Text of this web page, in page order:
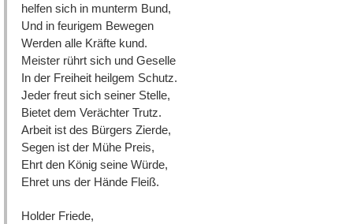
helfen sich in munterm Bund,
Und in feurigem Bewegen
Werden alle Kräfte kund.
Meister rührt sich und Geselle
In der Freiheit heilgem Schutz.
Jeder freut sich seiner Stelle,
Bietet dem Verächter Trutz.
Arbeit ist des Bürgers Zierde,
Segen ist der Mühe Preis,
Ehrt den König seine Würde,
Ehret uns der Hände Fleiß.
Holder Friede,